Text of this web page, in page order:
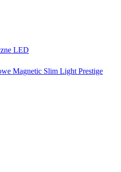
LED
Magnetic Slim Light Prestige